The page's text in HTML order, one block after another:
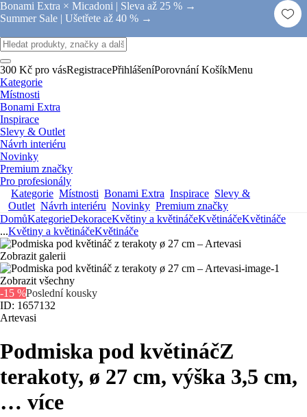
Bonami Extra × Micadoni | Sleva až 25 % →
Summer Sale | Ušetřete až 40 % →
300 Kč pro vásRegistracePřihlášeníPorovnání KošíkMenu
Kategorie
Místnosti
Bonami Extra
Inspirace
Slevy & Outlet
Návrh interiéru
Novinky
Premium značky
Pro profesionály
Kategorie Místnosti Bonami Extra Inspirace Slevy &
Outlet Návrh interiéru Novinky Premium značky
DomůKategorieDekoraceKvětiny a květináčeKvětináčeKvětináče
...Květiny a květináčeKvětináče
Zobrazit galerii
Zobrazit všechny
-15 %Poslední kousky
ID: 1657132
Artevasi
Podmiska pod květináčZ
terakoty, ø 27 cm, výška 3,5 cm,
… více